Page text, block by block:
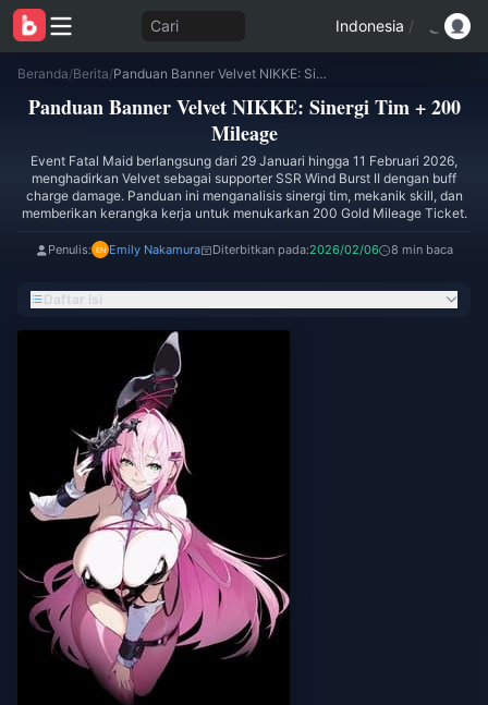
Cari Indonesia /
Beranda/Berita/ Panduan Banner Velvet NIKKE: Sinergi Tim + 200 Mileage
Panduan Banner Velvet NIKKE: Sinergi Tim + 200
Mileage
Event Fatal Maid berlangsung dari 29 Januari hingga 11 Februari 2026,
menghadirkan Velvet sebagai supporter SSR Wind Burst II dengan buff
charge damage. Panduan ini menganalisis sinergi tim, mekanik skill, dan
memberikan kerangka kerja untuk menukarkan 200 Gold Mileage Ticket.
Penulis: Emily Nakamura Diterbitkan pada:2026/02/06 8 min baca
Daftar Isi